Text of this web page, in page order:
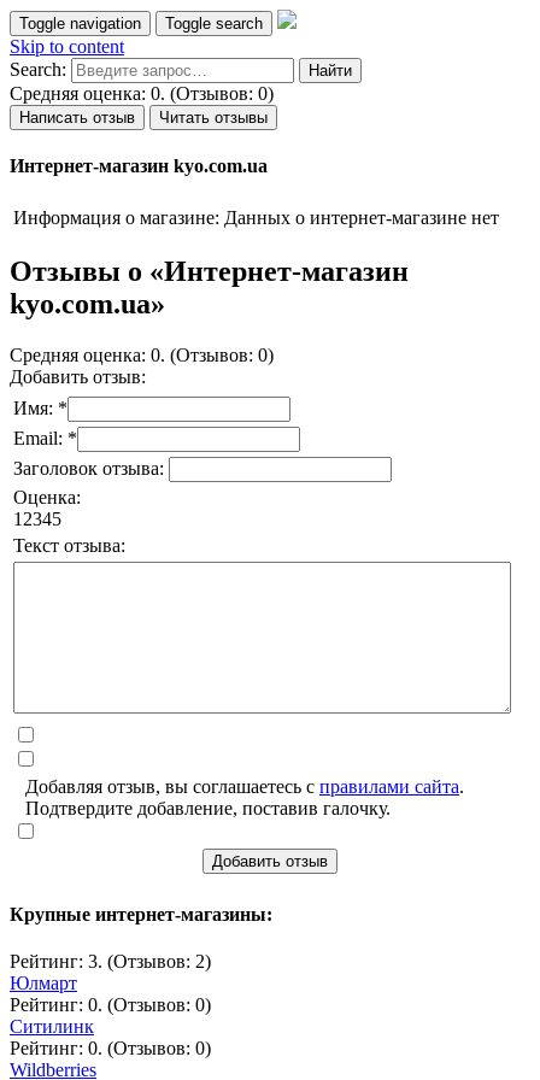
Toggle navigation Toggle search
Skip to content
Search:
Средняя оценка: 0. (Отзывов: 0)
Написать отзыв Читать отзывы
Интернет-магазин kyo.com.ua
Информация о магазине: Данных о интернет-магазине нет
Отзывы о «Интернет-магазин
kyo.com.ua»
Средняя оценка: 0. (Отзывов: 0)
Добавить отзыв:
Имя: *
Email: *
Заголовок отзыва:
Оценка:
1 2345
Текст отзыва:
Добавляя отзыв, вы соглашаетесь с правилами сайта.
Подтвердите добавление, поставив галочку.
Добавить отзыв
Крупные интернет-магазины:
Рейтинг: 3. (Отзывов: 2)
Юлмарт
Рейтинг: 0. (Отзывов: 0)
Ситилинк
Рейтинг: 0. (Отзывов: 0)
Wildberries